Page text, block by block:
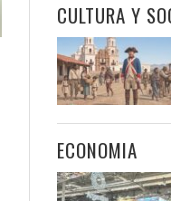
CULTURA Y
ECONOMIA